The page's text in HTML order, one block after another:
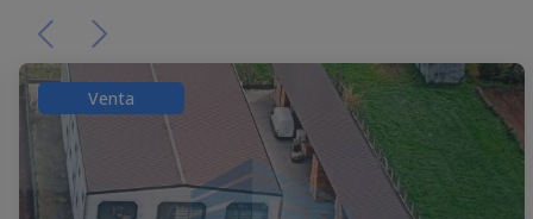
Venta